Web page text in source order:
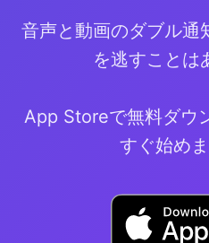
音声と動画のダブル通
を逃すことは
App Storeで無料ダウ
すぐ始めま